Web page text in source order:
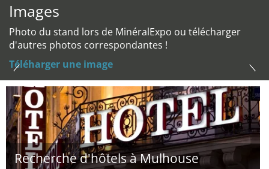
Images
Photo du stand lors de MinéralExpo ou télécharger
d'autres photos correspondantes !
Téléharger une image
Recherche d'hôtels à Mulhouse